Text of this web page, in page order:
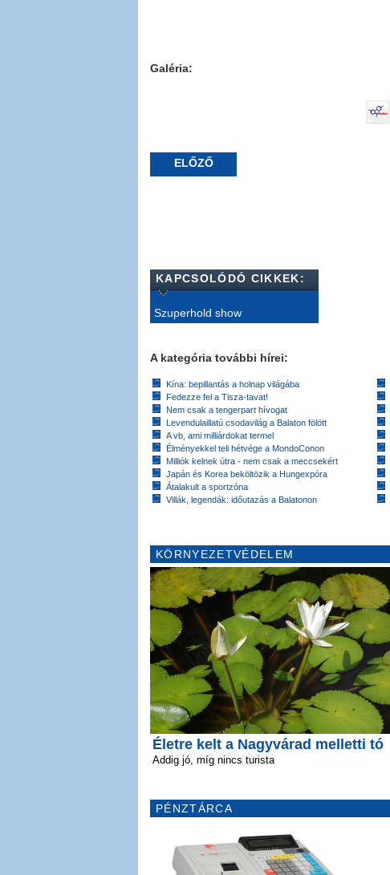
Galéria:
ELŐZŐ
KAPCSOLÓDÓ CIKKEK:
Szuperhold show
A kategória további hírei:
Kína: bepillantás a holnap világába
Fedezze fel a Tisza-tavat!
Nem csak a tengerpart hívogat
Levendulaillatú csodavilág a Balaton fölött
A vb, ami milliárdokat termel
Élményekkel teli hétvége a MondoConon
Milliók kelnek útra - nem csak a meccsekért
Japán és Korea beköltözik a Hungexpóra
Átalakult a sportzóna
Villák, legendák: időutazás a Balatonon
KÖRNYEZETVÉDELEM
Életre kelt a Nagyvárad melletti tó
Addig jó, míg nincs turista
PÉNZTÁRCA